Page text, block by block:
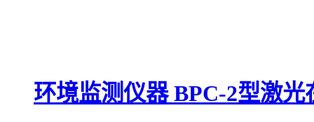
环境监测仪器 BPC-2型激